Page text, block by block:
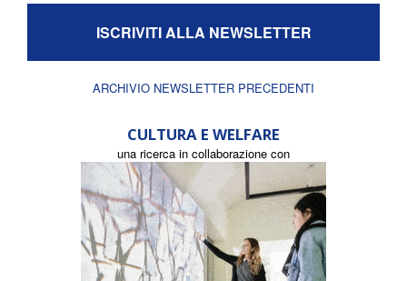
ISCRIVITI ALLA NEWSLETTER
ARCHIVIO NEWSLETTER PRECEDENTI
CULTURA E WELFARE
una ricerca in collaborazione con